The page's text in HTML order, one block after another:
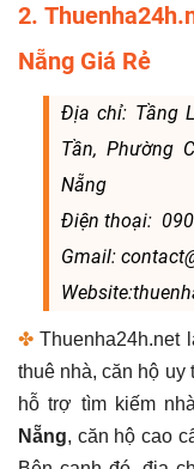
2.
Nẵng Giá Rẻ
Địa chỉ: Tầng
Tần, Phường
Nẵng
Điện thoại:
Gmail:
✤Thuenha24h.net
thuê nhà, căn hộ uy
hỗ trợ tìm kiếm
Nẵng, căn hộ cao